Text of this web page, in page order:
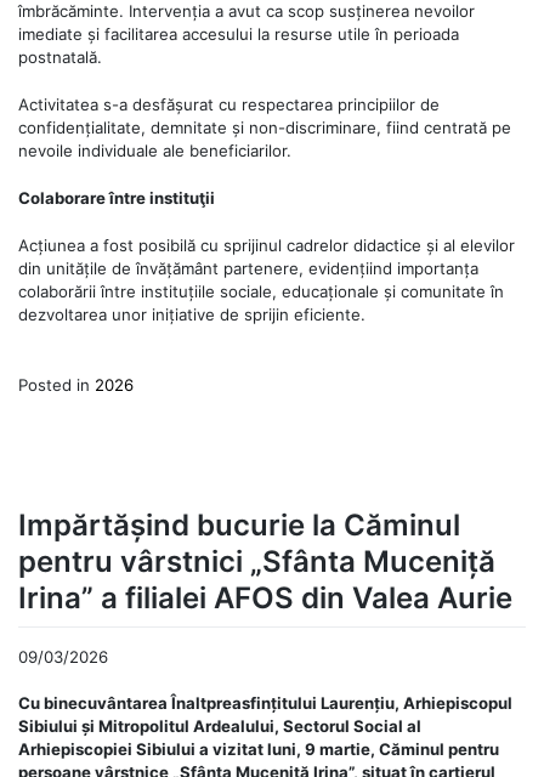
îmbrăcăminte. Intervenția a avut ca scop susținerea nevoilor
imediate și facilitarea accesului la resurse utile în perioada
postnatală.
Activitatea s-a desfășurat cu respectarea principiilor de
confidențialitate, demnitate și non-discriminare, fiind centrată pe
nevoile individuale ale beneficiarilor.
Colaborare între instituţii
Acțiunea a fost posibilă cu sprijinul cadrelor didactice și al elevilor
din unitățile de învățământ partenere, evidențiind importanța
colaborării între instituțiile sociale, educaționale și comunitate în
dezvoltarea unor inițiative de sprijin eficiente.
Posted in 2026
Impărtășind bucurie la Căminul
pentru vârstnici „Sfânta Muceniță
Irina” a filialei AFOS din Valea Aurie
09/03/2026
Cu binecuvântarea Înaltpreasfințitului Laurențiu, Arhiepiscopul
Sibiului și Mitropolitul Ardealului, Sectorul Social al
Arhiepiscopiei Sibiului a vizitat luni, 9 martie, Căminul pentru
persoane vârstnice „Sfânta Muceniță Irina”, situat în cartierul